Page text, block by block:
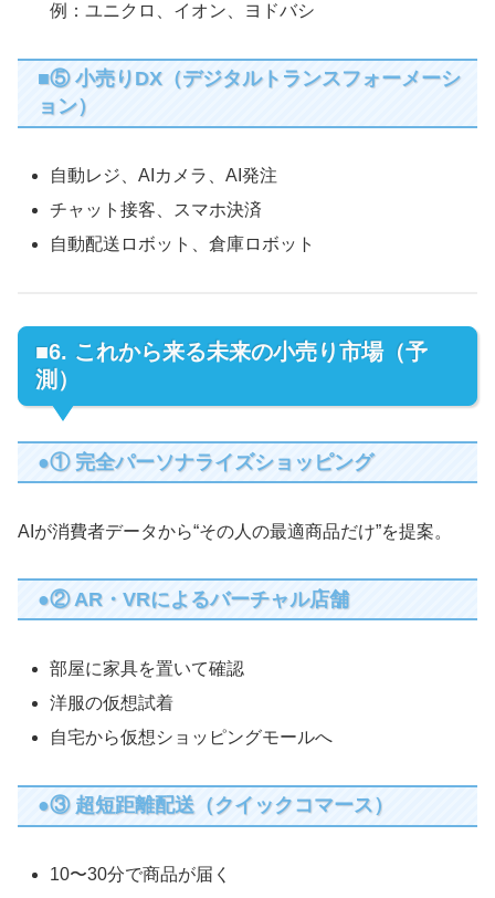
例：ユニクロ、イオン、ヨドバシ
■⑤ 小売りDX（デジタルトランスフォーメーシ
ョン）
自動レジ、AIカメラ、AI発注
チャット接客、スマホ決済
自動配送ロボット、倉庫ロボット
■6. これから来る未来の小売り市場（予
測）
●① 完全パーソナライズショッピング
AIが消費者データから“その人の最適商品だけ”を提案。
●② AR・VRによるバーチャル店舗
部屋に家具を置いて確認
洋服の仮想試着
自宅から仮想ショッピングモールへ
●③ 超短距離配送（クイックコマース）
10〜30分で商品が届く